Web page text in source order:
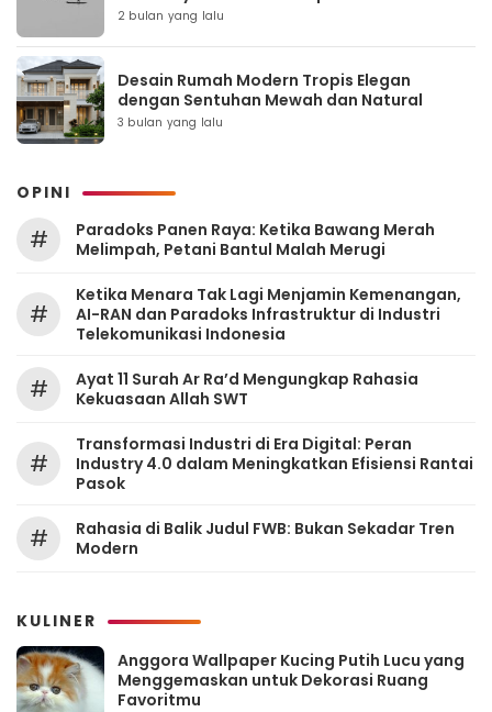
2 bulan yang lalu
Desain Rumah Modern Tropis Elegan
dengan Sentuhan Mewah dan Natural
3 bulan yang lalu
OPINI
#
Paradoks Panen Raya: Ketika Bawang Merah
Melimpah, Petani Bantul Malah Merugi
#
Ketika Menara Tak Lagi Menjamin Kemenangan,
AI-RAN dan Paradoks Infrastruktur di Industri
Telekomunikasi Indonesia
#
Ayat 11 Surah Ar Ra’d Mengungkap Rahasia
Kekuasaan Allah SWT
#
Transformasi Industri di Era Digital: Peran
Industry 4.0 dalam Meningkatkan Efisiensi Rantai
Pasok
#
Rahasia di Balik Judul FWB: Bukan Sekadar Tren
Modern
KULINER
Anggora Wallpaper Kucing Putih Lucu yang
Menggemaskan untuk Dekorasi Ruang
Favoritmu